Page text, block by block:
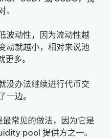
波动性，因为流动性越
动就越小，相对来说池
多。
没办法继续进行代币交
边。
常见的做法，因为它是
pool 提供方之一。